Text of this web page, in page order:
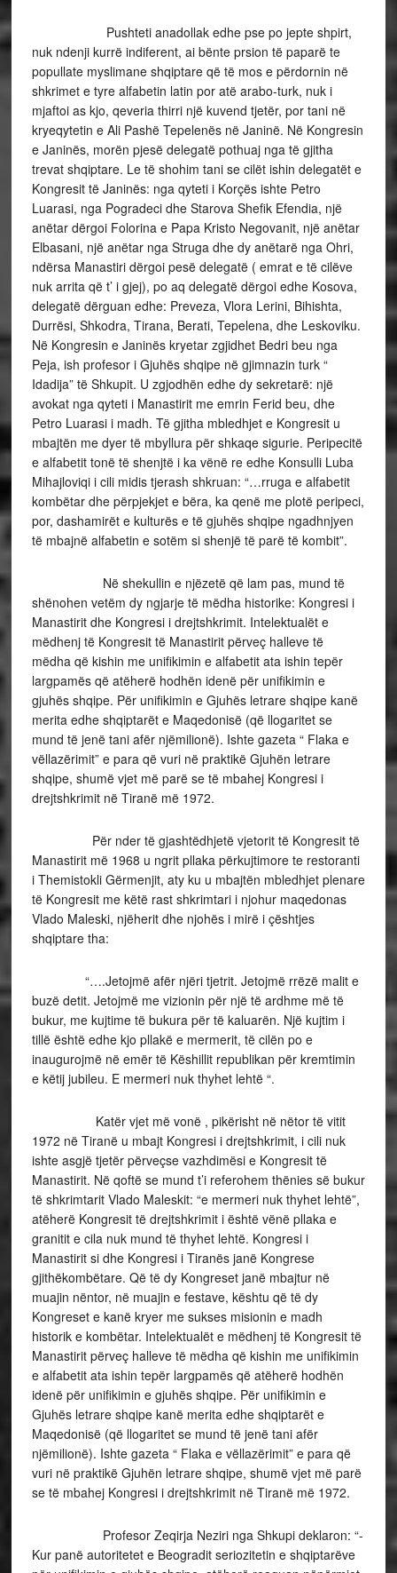
Pushteti anadollak edhe pse po jepte shpirt,
nuk ndenji kurrë indiferent, ai bënte prsion të paparë te
popullate myslimane shqiptare që të mos e përdornin në
shkrimet e tyre alfabetin latin por atë arabo-turk, nuk i
mjaftoi as kjo, qeveria thirri një kuvend tjetër, por tani në
kryeqytetin e Ali Pashë Tepelenës në Janinë. Në Kongresin
e Janinës, morën pjesë delegatë pothuaj nga të gjitha
trevat shqiptare. Le të shohim tani se cilët ishin delegatët e
Kongresit të Janinës: nga qyteti i Korçës ishte Petro
Luarasi, nga Pogradeci dhe Starova Shefik Efendia, një
anëtar dërgoi Folorina e Papa Kristo Negovanit, një anëtar
Elbasani, një anëtar nga Struga dhe dy anëtarë nga Ohri,
ndërsa Manastiri dërgoi pesë delegatë ( emrat e të cilëve
nuk arrita që t’ i gjej), po aq delegatë dërgoi edhe Kosova,
delegatë dërguan edhe: Preveza, Vlora Lerini, Bihishta,
Durrësi, Shkodra, Tirana, Berati, Tepelena, dhe Leskoviku.
Në Kongresin e Janinës kryetar zgjidhet Bedri beu nga
Peja, ish profesor i Gjuhës shqipe në gjimnazin turk “
Idadija” të Shkupit. U zgjodhën edhe dy sekretarë: një
avokat nga qyteti i Manastirit me emrin Ferid beu, dhe
Petro Luarasi i madh. Të gjitha mbledhjet e Kongresit u
mbajtën me dyer të mbyllura për shkaqe sigurie. Peripecitë
e alfabetit tonë të shenjtë i ka vënë re edhe Konsulli Luba
Mihajloviqi i cili midis tjerash shkruan: “…rruga e alfabetit
kombëtar dhe përpjekjet e bëra, ka qenë me plotë peripeci,
por, dashamirët e kulturës e të gjuhës shqipe ngadhnjyen
të mbajnë alfabetin e sotëm si shenjë të parë të kombit”.
Në shekullin e njëzetë që lam pas, mund të
shënohen vetëm dy ngjarje të mëdha historike: Kongresi i
Manastirit dhe Kongresi i drejtshkrimit. Intelektualët e
mëdhenj të Kongresit të Manastirit përveç halleve të
mëdha që kishin me unifikimin e alfabetit ata ishin tepër
largpamës që atëherë hodhën idenë për unifikimin e
gjuhës shqipe. Për unifikimin e Gjuhës letrare shqipe kanë
merita edhe shqiptarët e Maqedonisë (që llogaritet se
mund të jenë tani afër njëmilionë). Ishte gazeta “ Flaka e
vëllazërimit” e para që vuri në praktikë Gjuhën letrare
shqipe, shumë vjet më parë se të mbahej Kongresi i
drejtshkrimit në Tiranë më 1972.
Për nder të gjashtëdhjetë vjetorit të Kongresit të
Manastirit më 1968 u ngrit pllaka përkujtimore te restoranti
i Themistokli Gërmenjit, aty ku u mbajtën mbledhjet plenare
të Kongresit me këtë rast shkrimtari i njohur maqedonas
Vlado Maleski, njëherit dhe njohës i mirë i çështjes
shqiptare tha:
“….Jetojmë afër njëri tjetrit. Jetojmë rrëzë malit e
buzë detit. Jetojmë me vizionin për një të ardhme më të
bukur, me kujtime të bukura për të kaluarën. Një kujtim i
tillë është edhe kjo pllakë e mermerit, të cilën po e
inaugurojmë në emër të Këshillit republikan për kremtimin
e këtij jubileu. E mermeri nuk thyhet lehtë “.
Katër vjet më vonë , pikërisht në nëtor të vitit
1972 në Tiranë u mbajt Kongresi i drejtshkrimit, i cili nuk
ishte asgjë tjetër përveçse vazhdimësi e Kongresit të
Manastirit. Në qoftë se mund t’i referohem thënies së bukur
të shkrimtarit Vlado Maleskit: “e mermeri nuk thyhet lehtë”,
atëherë Kongresit të drejtshkrimit i është vënë pllaka e
granitit e cila nuk mund të thyhet lehtë. Kongresi i
Manastirit si dhe Kongresi i Tiranës janë Kongrese
gjithëkombëtare. Që të dy Kongreset janë mbajtur në
muajin nëntor, në muajin e festave, kështu që të dy
Kongreset e kanë kryer me sukses misionin e madh
historik e kombëtar. Intelektualët e mëdhenj të Kongresit të
Manastirit përveç halleve të mëdha që kishin me unifikimin
e alfabetit ata ishin tepër largpamës që atëherë hodhën
idenë për unifikimin e gjuhës shqipe. Për unifikimin e
Gjuhës letrare shqipe kanë merita edhe shqiptarët e
Maqedonisë (që llogaritet se mund të jenë tani afër
njëmilionë). Ishte gazeta “ Flaka e vëllazërimit” e para që
vuri në praktikë Gjuhën letrare shqipe, shumë vjet më parë
se të mbahej Kongresi i drejtshkrimit në Tiranë më 1972.
Profesor Zeqirja Neziri nga Shkupi deklaron: “-
Kur panë autoritetet e Beogradit seriozitetin e shqiptarëve